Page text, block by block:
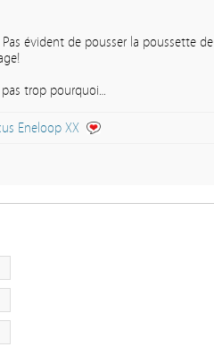
évident de pousser la poussette de
pas trop pourquoi…
Eneloop XX